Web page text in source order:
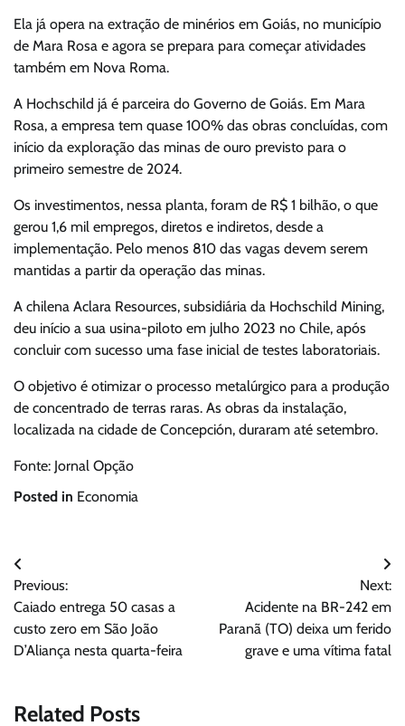
Ela já opera na extração de minérios em Goiás, no município
de Mara Rosa e agora se prepara para começar atividades
também em Nova Roma.
A Hochschild já é parceira do Governo de Goiás. Em Mara
Rosa, a empresa tem quase 100% das obras concluídas, com
início da exploração das minas de ouro previsto para o
primeiro semestre de 2024.
Os investimentos, nessa planta, foram de R$ 1 bilhão, o que
gerou 1,6 mil empregos, diretos e indiretos, desde a
implementação. Pelo menos 810 das vagas devem serem
mantidas a partir da operação das minas.
A chilena Aclara Resources, subsidiária da Hochschild Mining,
deu início a sua usina-piloto em julho 2023 no Chile, após
concluir com sucesso uma fase inicial de testes laboratoriais.
O objetivo é otimizar o processo metalúrgico para a produção
de concentrado de terras raras. As obras da instalação,
localizada na cidade de Concepción, duraram até setembro.
Fonte: Jornal Opção
Posted in Economia
Navegação
de
Post
Previous:
Caiado entrega 50 casas a
custo zero em São João
D’Aliança nesta quarta-feira
Next:
Acidente na BR-242 em
Paranã (TO) deixa um ferido
grave e uma vítima fatal
Related Posts